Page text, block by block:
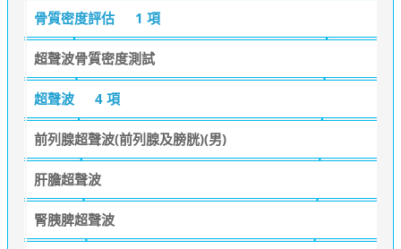
骨質密度評估 1 項
超聲波骨質密度測試
超聲波 4 項
前列腺超聲波(前列腺及膀胱)(男)
肝膽超聲波
腎胰脾超聲波